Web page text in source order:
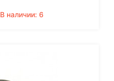
В наличии: 6